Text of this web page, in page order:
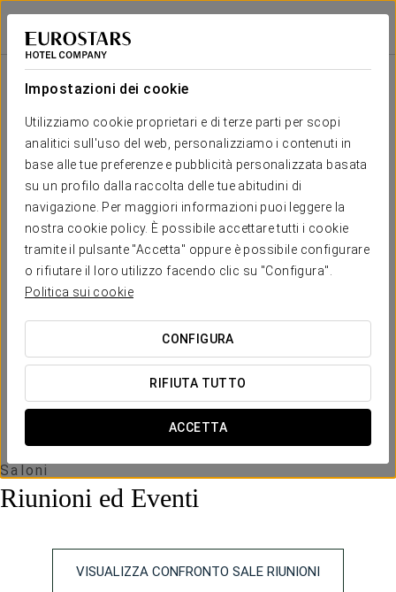
Impostazioni dei cookie
Utilizziamo cookie proprietari e di terze parti per scopi
analitici sull'uso del web, personalizziamo i contenuti in
base alle tue preferenze e pubblicità personalizzata basata
su un profilo dalla raccolta delle tue abitudini di
navigazione. Per maggiori informazioni puoi leggere la
nostra cookie policy. È possibile accettare tutti i cookie
tramite il pulsante "Accetta" oppure è possibile configurare
o rifiutare il loro utilizzo facendo clic su "Configura".
Politica sui cookie
CONFIGURA
RIFIUTA TUTTO
ACCETTA
Eurostars Ciudad de La Coruña
A CORUÑA
Il tuo evento a
RICHIEDI PREVENTIVO
Saloni
Riunioni ed Eventi
VISUALIZZA CONFRONTO SALE RIUNIONI
Salone
Shape
Ortegal
40 m
altura
25 20 20 10 10 20
Corrubedo
90 m
x m
altura
50 45 50 25 25 50